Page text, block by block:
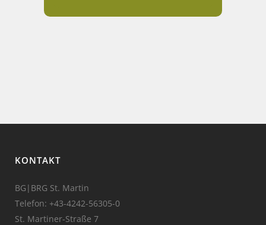
KONTAKT
BG|BRG St. Martin
Telefon: +43-4242-56305-0
St. Martiner-Straße 7